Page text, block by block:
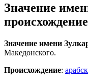
Значение
происхождение
Значение имени
Македонского.
Происхождение: